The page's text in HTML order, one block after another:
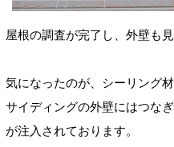
屋根の調査が完了し、外壁も
気になったのが、シーリング材
サイディングの外壁にはつな
が注入されております。